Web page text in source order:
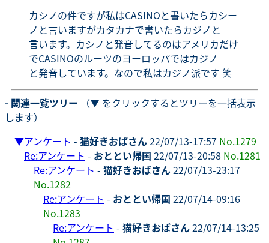
カシノの件ですが私はCASINOと書いたらカシー
ノと言いますがカタカナで書いたらカジノと
言います。カシノと発音してるのはアメリカだけ
でCASINOのルーツのヨーロッパではカジノ
と発音しています。なので私はカジノ派です 笑
- 関連一覧ツリー （▼ をクリックするとツリーを一括表示
します）
▼アンケート - 猫好きおばさん22/07/13-17:57 No.1279
Re:アンケート - おととい帰国 22/07/13-20:58 No.1281
Re:アンケート - 猫好きおばさん22/07/13-23:17
No.1282
Re:アンケート - おととい帰国 22/07/14-09:16
No.1283
Re:アンケート - 猫好きおばさん22/07/14-13:25